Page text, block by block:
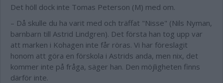
Det höll dock inte Tomas Peterson (M) med om.
– Då skulle du ha varit med och träffat "Nisse" (Nils Nyman,
barnbarn till Astrid Lindgren). Det första han tog upp var
att marken i Kohagen inte får röras. Vi har föreslagit
honom att göra en förskola i Astrids anda, men nix, det
kommer inte på fråga, säger han. Den möjligheten finns
därför inte.